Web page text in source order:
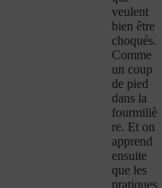
veulent
bien être
choqués.
Comme
un coup
de pied
dans la
fourmiliè
re. Et on
apprend
ensuite
que les
pratiques